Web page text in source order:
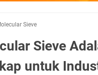
Sieve
Sieve
untuk